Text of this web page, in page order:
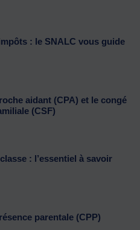
: le SNALC vous guide
aidant (CPA) et le congé
(CSF)
: l’essentiel à savoir
parentale (CPP)